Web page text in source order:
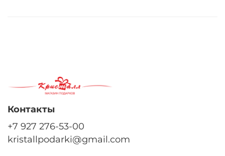
Контакты
+7 927 276-53-00
kristallpodarki@gmail.com